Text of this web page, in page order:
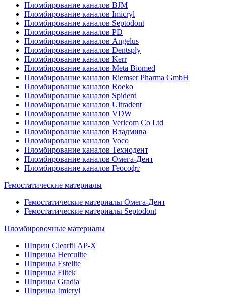
Пломбирование каналов BJM
Пломбирование каналов Imicryl
Пломбирование каналов Septodont
Пломбирование каналов PD
Пломбирование каналов Angelus
Пломбирование каналов Dentsply
Пломбирование каналов Kerr
Пломбирование каналов Meta Biomed
Пломбирование каналов Riemser Pharma GmbH
Пломбирование каналов Roeko
Пломбирование каналов Spident
Пломбирование каналов Ultradent
Пломбирование каналов VDW
Пломбирование каналов Vericom Co Ltd
Пломбирование каналов Владмива
Пломбирование каналов Voco
Пломбирование каналов Технодент
Пломбирование каналов Омега-Дент
Пломбирование каналов Геософт
Гемостатические материалы
Гемостатические материалы Омега-Дент
Гемостатические материалы Septodont
Пломбировочные материалы
Шприц Clearfil AP-X
Шприцы Herculite
Шприцы Estelite
Шприцы Filtek
Шприцы Gradia
Шприцы Imicryl